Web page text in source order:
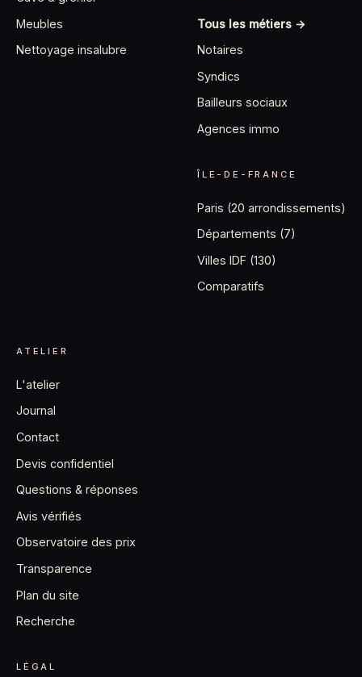
Meubles
Nettoyage insalubre
Tous les métiers →
Notaires
Syndics
Bailleurs sociaux
Agences immo
ÎLE-DE-FRANCE
Paris (20 arrondissements)
Départements (7)
Villes IDF (130)
Comparatifs
ATELIER
L'atelier
Journal
Contact
Devis confidentiel
Questions & réponses
Avis vérifiés
Observatoire des prix
Transparence
Plan du site
Recherche
LÉGAL